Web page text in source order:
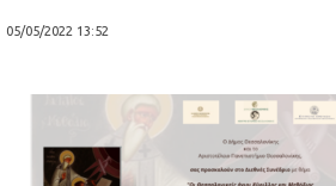
05/05/2022 13:52